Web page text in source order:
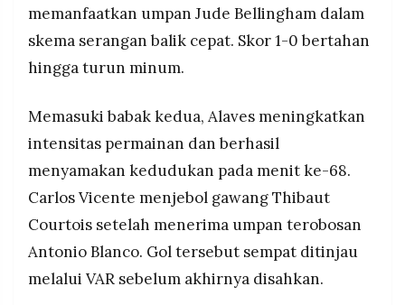
-
PT.
RESOLUSI
memanfaatkan umpan Jude Bellingham dalam
skema serangan balik cepat. Skor 1-0 bertahan
hingga turun minum.
Memasuki babak kedua, Alaves meningkatkan
intensitas permainan dan berhasil
menyamakan kedudukan pada menit ke-68.
Carlos Vicente menjebol gawang Thibaut
Courtois setelah menerima umpan terobosan
Antonio Blanco. Gol tersebut sempat ditinjau
melalui VAR sebelum akhirnya disahkan.